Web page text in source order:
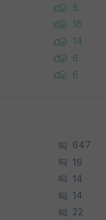
5
16
14
6
6
647
19
14
14
22